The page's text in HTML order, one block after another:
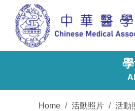
Home 活動照片 活動